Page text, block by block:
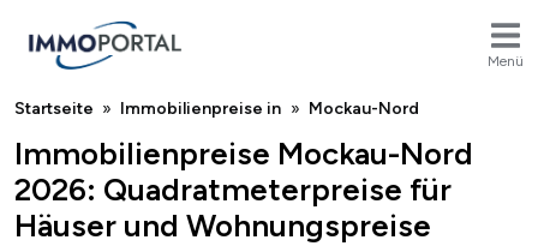
Menü
Breadcrumb
Startseite Immobilienpreise in Mockau-Nord
Immobilienpreise Mockau-Nord
2026: Quadratmeterpreise für
Häuser und Wohnungspreise